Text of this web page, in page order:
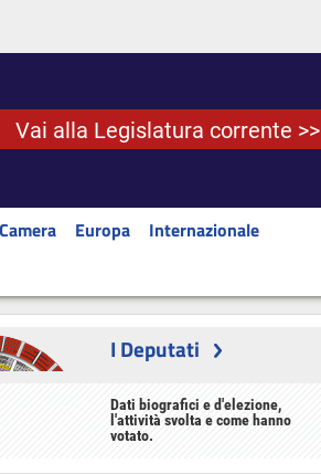
Vai alla Legislatura corrente >>
Europa
Internazionale
I Deputati
Dati biografici e d'elezione,
l'attività svolta e come hanno
votato.